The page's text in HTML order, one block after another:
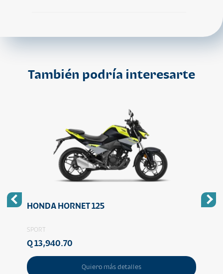
También podría interesarte
HONDA HORNET 125
SPORT
Q 13,940.70
Quiero más detalles